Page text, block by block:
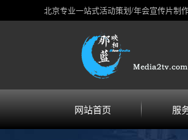
北京专业一站式活动策划/年会宣传片制
网站首页 服